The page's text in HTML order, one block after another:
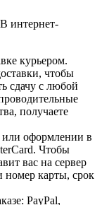
интернет-
курьером.
чтобы
сдачу с любой
получаете
или оформлении в
Чтобы
вас на сервер
номер карты, срок
PayPal,